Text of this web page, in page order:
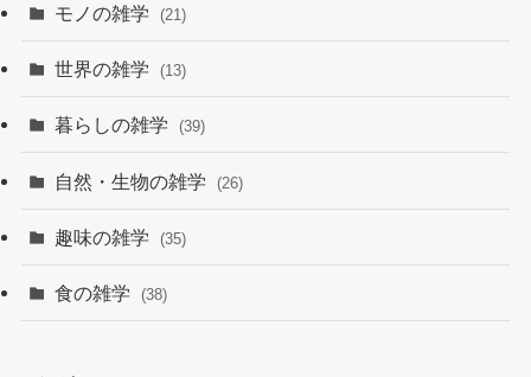
モノの雑学 (21)
世界の雑学 (13)
暮らしの雑学 (39)
自然・生物の雑学 (26)
趣味の雑学 (35)
食の雑学 (38)